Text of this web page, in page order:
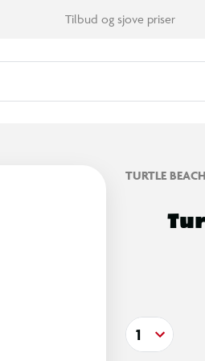
Tilbud og sjove priser
TURTLE
1